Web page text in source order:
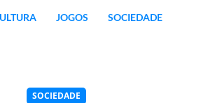
JOGOS SOCIEDADE
SOCIEDADE